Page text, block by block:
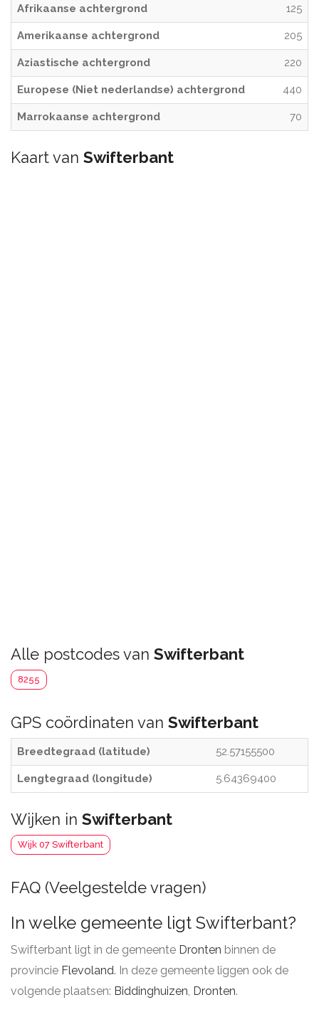
Afrikaanse achtergrond 125
Amerikaanse achtergrond 205
Aziastische achtergrond 220
Europese (Niet nederlandse) achtergrond 440
Marrokaanse achtergrond 70
Kaart van Swifterbant
Alle postcodes van Swifterbant
8255
GPS coördinaten van Swifterbant
Breedtegraad (latitude) 52.57155500
Lengtegraad (longitude) 5.64369400
Wijken in Swifterbant
Wijk 07 Swifterbant
FAQ (Veelgestelde vragen)
In welke gemeente ligt Swifterbant?
Swifterbant ligt in de gemeente Dronten binnen de
provincie Flevoland. In deze gemeente liggen ook de
volgende plaatsen: Biddinghuizen, Dronten.